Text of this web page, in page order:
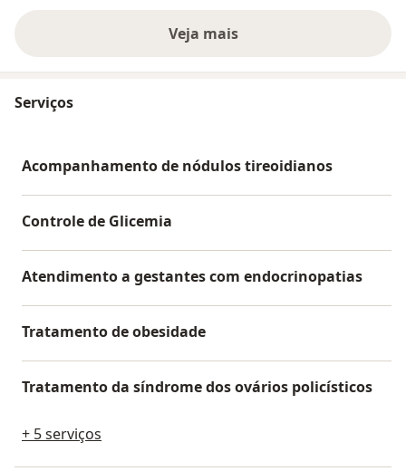
especialidades. São elas: Neurologia, Endocrinologia,
Exames o Eletroencefalograma e Polissonografia,
Ecocardiograma, Eletrocardiograma, Mapa e Holter
Veja mais
Serviços
Acompanhamento de nódulos tireoidianos
Controle de Glicemia
Atendimento a gestantes com endocrinopatias
Tratamento de obesidade
Tratamento da síndrome dos ovários policísticos
+ 5 serviços